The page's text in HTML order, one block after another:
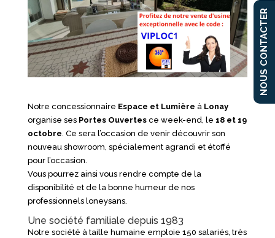
Notre concessionnaire Espace et Lumière à Lonay
organise ses Portes Ouvertesce week-end, le 18 et 19
octobre. Ce sera l’occasion de venir découvrir son
nouveau showroom, spécialement agrandi et étoffé
pour l’occasion.
Vous pourrez ainsi vous rendre compte de la
disponibilité et de la bonne humeur de nos
professionnels loneysans.
Une société familiale depuis 1983
Notre société à taille humaine emploie 150 salariés, très
NOUS CONTACTER